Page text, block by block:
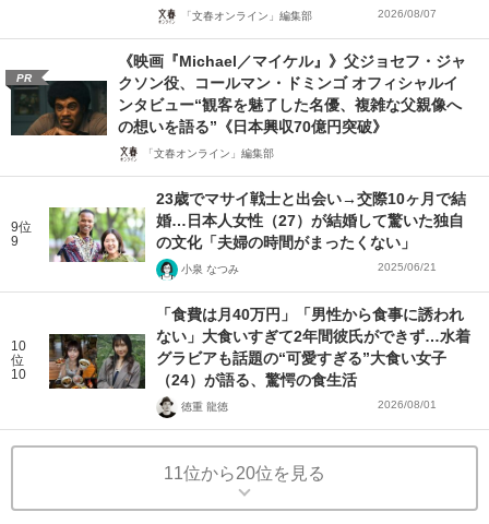
「文春オンライン」編集部 2026/08/07
PR
《映画『Michael／マイケル』》父ジョセフ・ジャ
クソン役、コールマン・ドミンゴ オフィシャルイ
ンタビュー“観客を魅了した名優、複雑な父親像へ
の想いを語る”《日本興収70億円突破》
「文春オンライン」編集部
9位
9
23歳でマサイ戦士と出会い→交際10ヶ月で結
婚…日本人女性（27）が結婚して驚いた独自
の文化「夫婦の時間がまったくない」
小泉 なつみ 2025/06/21
10
位
10
「食費は月40万円」「男性から食事に誘われ
ない」大食いすぎて2年間彼氏ができず…水着
グラビアも話題の“可愛すぎる”大食い女子
（24）が語る、驚愕の食生活
徳重 龍徳 2026/08/01
11位から20位を見る